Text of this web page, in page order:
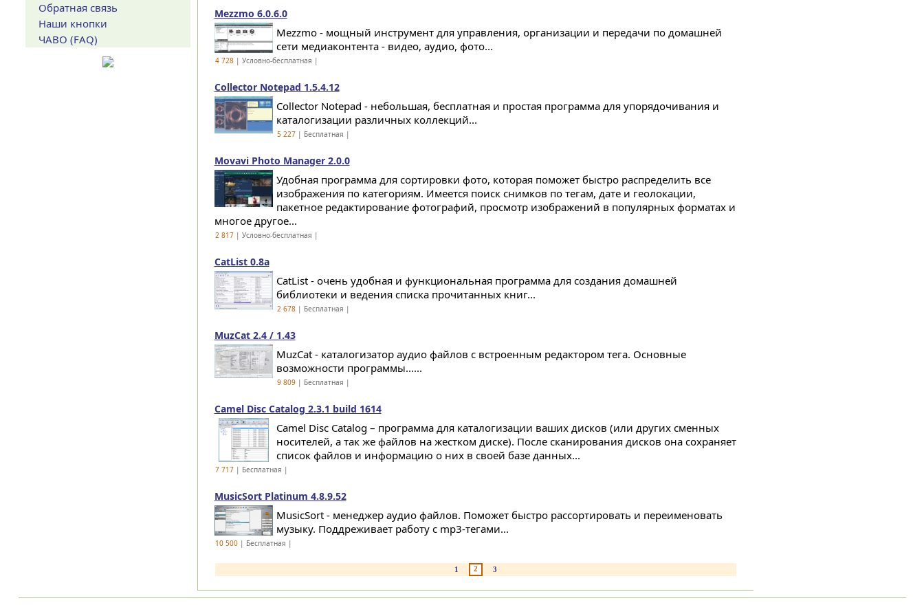
Mezzmo 6.0.6.0
Mezzmo - мощный инструмент для управления, организации и передачи по домашней
сети медиаконтента - видео, аудио, фото...
4 728| Условно-бесплатная |
Collector Notepad 1.5.4.12
Collector Notepad - небольшая, бесплатная и простая программа для упорядочивания и
каталогизации различных коллекций...
5 227| Бесплатная |
Movavi Photo Manager 2.0.0
Удобная программа для сортировки фото, которая поможет быстро распределить все
изображения по категориям. Имеется поиск снимков по тегам, дате и геолокации,
пакетное редактирование фотографий, просмотр изображений в популярных форматах и
многое другое...
2 817| Условно-бесплатная |
CatList 0.8a
CatList - очень удобная и функциональная программа для создания домашней
библиотеки и ведения списка прочитанных книг...
2 678| Бесплатная |
MuzCat 2.4 / 1.43
MuzCat - каталогизатор аудио файлов с встроенным редактором тега. Основные
возможности программы......
9 809| Бесплатная |
Camel Disc Catalog 2.3.1 build 1614
Camel Disc Catalog – программа для каталогизации ваших дисков (или других сменных
носителей, а так же файлов на жестком диске). После сканирования дисков она сохраняет
список файлов и информацию о них в своей базе данных...
7 717| Бесплатная |
MusicSort Platinum 4.8.9.52
MusicSort - менеджер аудио файлов. Поможет быстро рассортировать и переименовать
музыку. Поддреживает работу с mp3-тегами...
10 500| Бесплатная |
1 2 3
Обратная связь
Наши кнопки
ЧАВО (FAQ)